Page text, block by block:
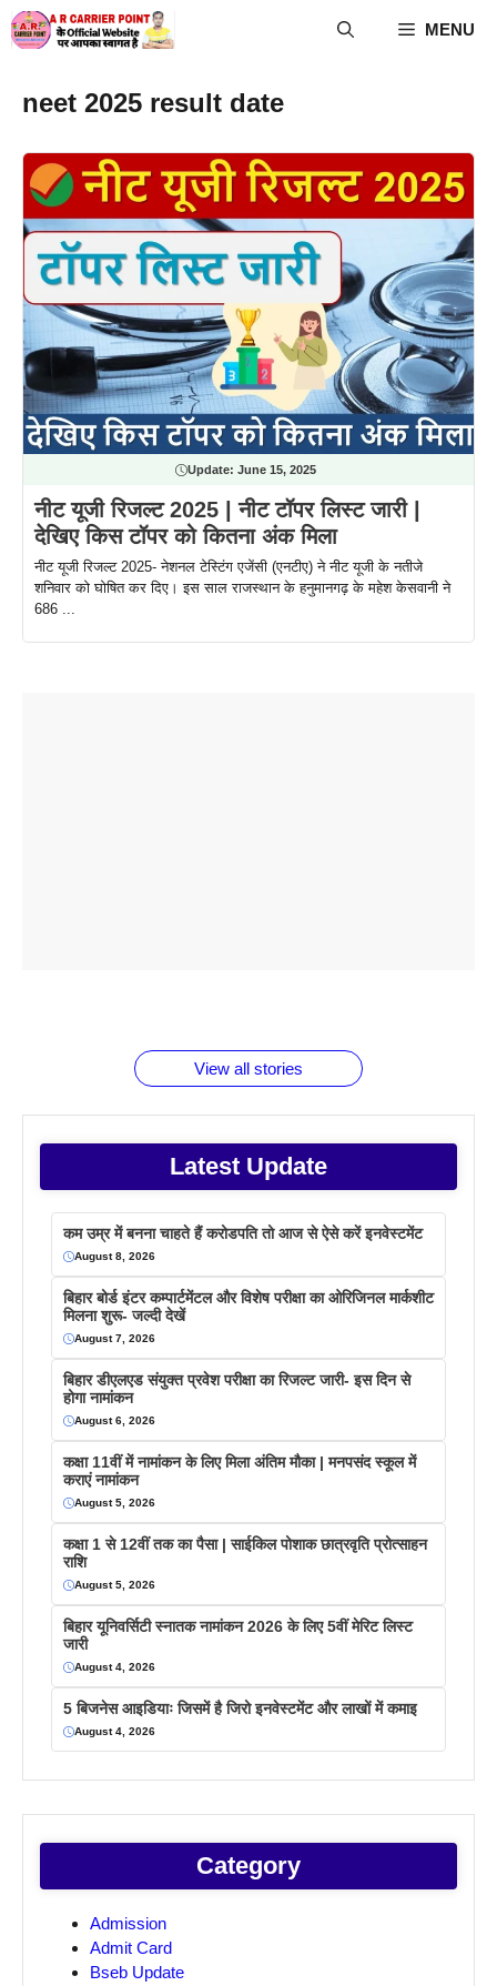
Skip
to
MENU
neet 2025 result date
Update: June 15, 2025
नीट यूजी रिजल्ट 2025 | नीट टॉपर लिस्ट जारी |
देखिए किस टॉपर को कितना अंक मिला
नीट यूजी रिजल्ट 2025- नेशनल टेस्टिंग एजेंसी (एनटीए) ने नीट यूजी के नतीजे
शनिवार को घोषित कर दिए। इस साल राजस्थान के हनुमानगढ़ के महेश केसवानी ने
686 ...
View all stories
Latest Update
कम उम्र में बनना चाहते हैं करोडपति तो आज से ऐसे करें इनवेस्टमेंट
August 8, 2026
बिहार बोर्ड इंटर कम्पार्टमेंटल और विशेष परीक्षा का ओरिजिनल मार्कशीट
मिलना शुरू- जल्दी देखें
August 7, 2026
बिहार डीएलएड संयुक्त प्रवेश परीक्षा का रिजल्ट जारी- इस दिन से
होगा नामांकन
August 6, 2026
कक्षा 11वीं में नामांकन के लिए मिला अंतिम मौका | मनपसंद स्कूल में
कराएं नामांकन
August 5, 2026
कक्षा 1 से 12वीं तक का पैसा | साईकिल पोशाक छात्रवृति प्रोत्साहन
राशि
August 5, 2026
बिहार यूनिवर्सिटी स्नातक नामांकन 2026 के लिए 5वीं मेरिट लिस्ट
जारी
August 4, 2026
5 बिजनेस आइडियाः जिसमें है जिरो इनवेस्टमेंट और लाखों में कमाइ
August 4, 2026
Category
Admission
Admit Card
Bseb Update